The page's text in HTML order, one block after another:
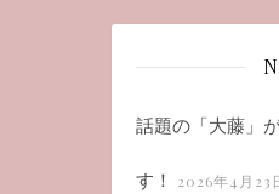
話題の「大藤」
す！ 2026年4月23